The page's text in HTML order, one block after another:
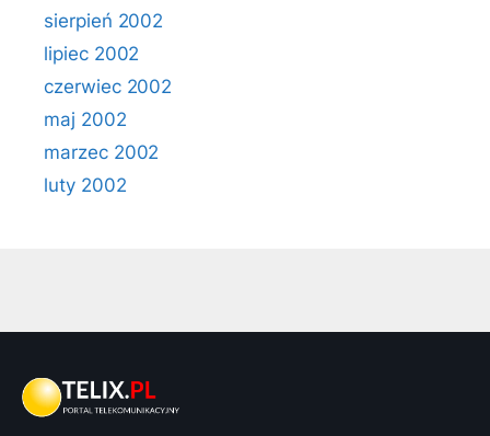
sierpień 2002
lipiec 2002
czerwiec 2002
maj 2002
marzec 2002
luty 2002